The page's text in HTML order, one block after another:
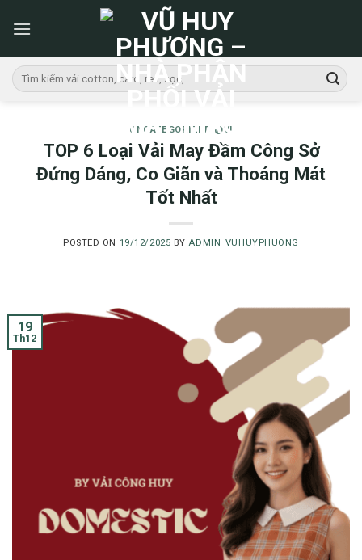
Tìm
kiếm:
UNCATEGORIZED @VI
TOP 6 Loại Vải May Đầm Công Sở
Đứng Dáng, Co Giãn và Thoáng Mát
Tốt Nhất
POSTED ON 19/12/2025 BY ADMIN_VUHUYPHUONG
19
Th12